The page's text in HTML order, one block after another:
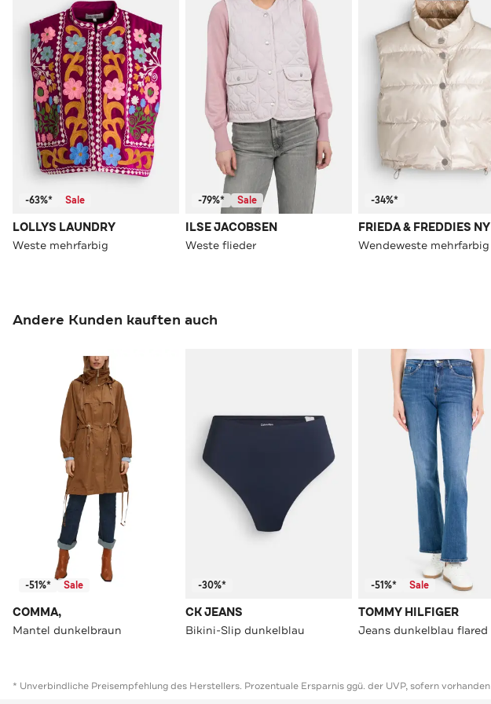
-63%* Sale
LOLLYS LAUNDRY
Weste mehrfarbig
-79%* Sale
ILSE JACOBSEN
Weste flieder
-34%*
FRIEDA & FREDDIES NY
Wendeweste mehrfarbig
Andere Kunden kauften auch
-51%* Sale
COMMA,
Mantel dunkelbraun
-30%*
CK JEANS
Bikini-Slip dunkelblau
-51%* Sale
TOMMY HILFIGER
Jeans dunkelblau flared
* Unverbindliche Preisempfehlung des Herstellers. Prozentuale Ersparnis ggü. der UVP, sofern vorhanden